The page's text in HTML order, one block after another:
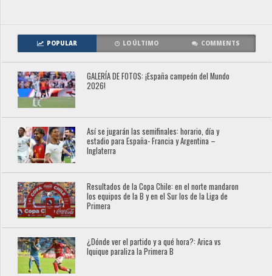
POPULAR LO ÚLTIMO COMMENTS
GALERÍA DE FOTOS: ¡España campeón del Mundo
2026!
Así se jugarán las semifinales: horario, día y
estadio para España- Francia y Argentina –
Inglaterra
Resultados de la Copa Chile: en el norte mandaron
los equipos de la B y en el Sur los de la Liga de
Primera
¿Dónde ver el partido y a qué hora?: Arica vs
Iquique paraliza la Primera B